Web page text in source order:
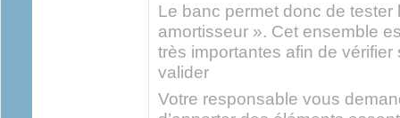
Le banc permet donc de tester
amortisseur ». Cet ensemble
très importantes afin de
valider
Votre responsable vous